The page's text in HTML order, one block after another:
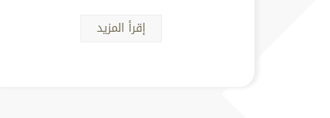
إقرأ المزيد